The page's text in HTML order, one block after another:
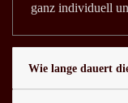
ganz individuell
Wie lange dauert